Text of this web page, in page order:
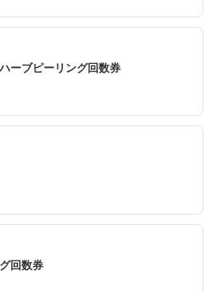
ーブピーリング回数券
回数券